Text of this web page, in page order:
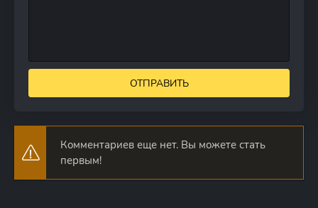
ОТПРАВИТЬ
Комментариев еще нет. Вы можете стать
первым!